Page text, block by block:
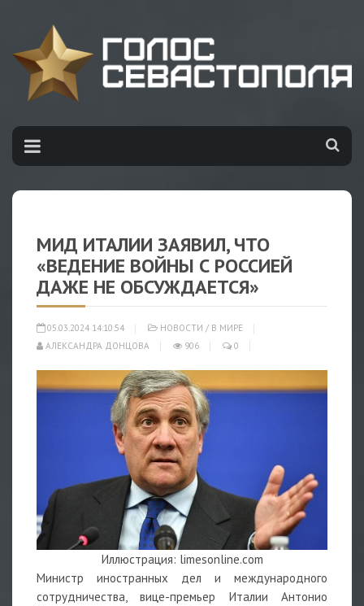
МИД ИТАЛИИ ЗАЯВИЛ, ЧТО
«ВЕДЕНИЕ ВОЙНЫ С РОССИЕЙ
ДАЖЕ НЕ ОБСУЖДАЕТСЯ»
05.03.2024 14:10:54 НОВОСТИ / В МИРЕ
АЛЕКСАНДРА ДОНЦОВА
906 0
Иллюстрация: limesonline.com
Министр иностранных дел и международного
сотрудничества, вице-премьер Италии Антонио